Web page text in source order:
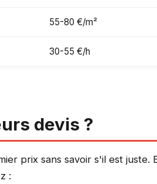
55-80 €/m²
30-55 €/h
devis ?
prix sans savoir s'il est juste.
: